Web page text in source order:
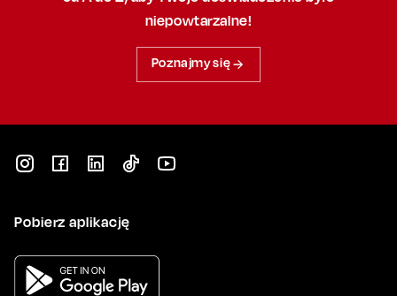
niepowtarzalne!
Poznajmy się
Pobierz aplikację